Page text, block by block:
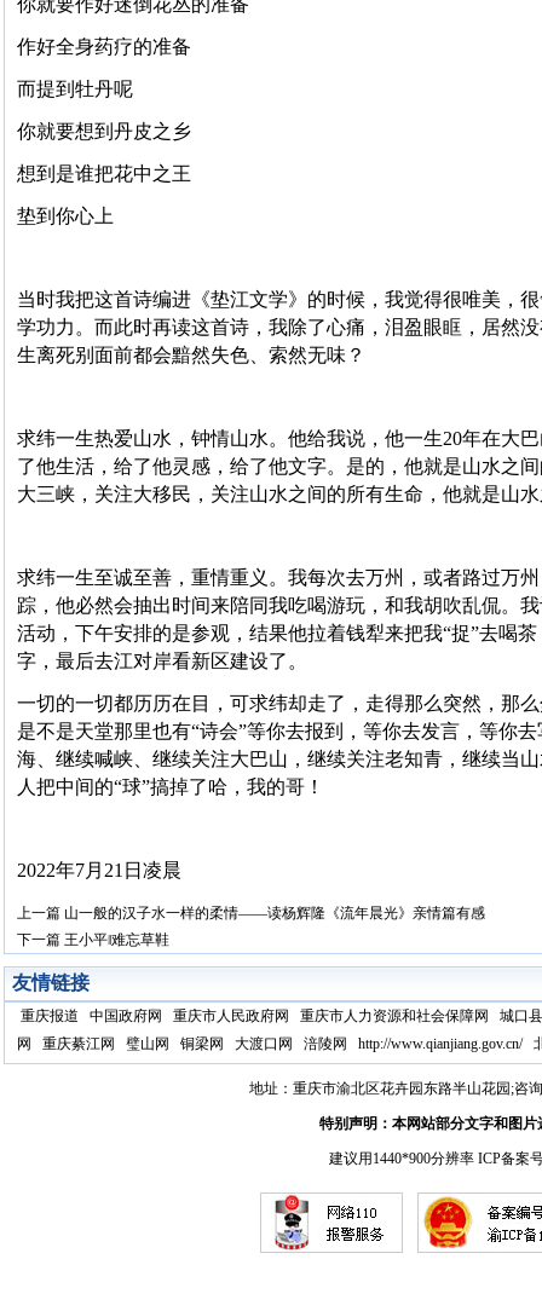
你就要作好迷倒花丛的准备
作好全身药疗的准备
而提到牡丹呢
你就要想到丹皮之乡
想到是谁把花中之王
垫到你心上
当时我把这首诗编进《垫江文学》的时候，我觉得很唯美，
学功力。而此时再读这首诗，我除了心痛，泪盈眼眶，居然
生离死别面前都会黯然失色、索然无味？
求纬一生热爱山水，钟情山水。他给我说，他一生20年在大
了他生活，给了他灵感，给了他文字。是的，他就是山水之
大三峡，关注大移民，关注山水之间的所有生命，他就是山
求纬一生至诚至善，重情重义。我每次去万州，或者路过万
踪，他必然会抽出时间来陪同我吃喝游玩，和我胡吹乱侃。
活动，下午安排的是参观，结果他拉着钱犁来把我“捉”去喝
字，最后去江对岸看新区建设了。
一切的一切都历历在目，可求纬却走了，走得那么突然，那
是不是天堂那里也有“诗会”等你去报到，等你去发言，等你
海、继续喊峡、继续关注大巴山，继续关注老知青，继续当
人把中间的“球”搞掉了哈，我的哥！
2022年7月21日凌晨
上一篇 山一般的汉子水一样的柔情——读杨辉隆《流年晨光》亲情篇有感
下一篇 王小平‖难忘草鞋
友情链接
重庆报道 中国政府网 重庆市人民政府网 重庆市人力资源和社会保障网
城口
网
重庆綦江网 璧山网 铜梁网 大渡口网 涪陵网 http://www.qianjiang.gov.cn/
地址：重庆市渝北区花卉园东路半山花园;咨
特别声明：本网站部分文字和图
建议用1440*900分辨率 ICP备案